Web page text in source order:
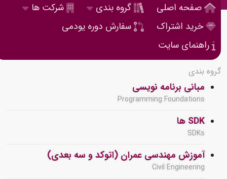
صفحه اصلی گروه بندی
شرکت ها
خرید اشتراک
سفارش دوره یودمی
راهنمای سایت
گروه بندی
مبانی برنامه نویسی
Programming Foundations
SDK ها
SDKs
آموزش مهندسی عمران (اتوکد و سه بعدی)
Civil Engineering